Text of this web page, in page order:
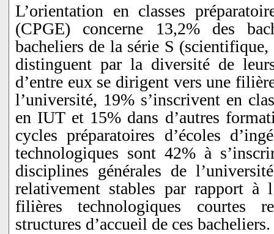
L’orientation en classes
(CPGE) concerne 13,2% des
bacheliers de la série S
distinguent par la diversité de
d’entre eux se dirigent vers une
l’université, 19% s’inscrivent en
en IUT et 15% dans d’autres
cycles préparatoires d’écoles
technologiques sont 42% à
disciplines générales de
relativement stables par rapport à
filières technologiques courtes
structures d’accueil de ces bacheliers.